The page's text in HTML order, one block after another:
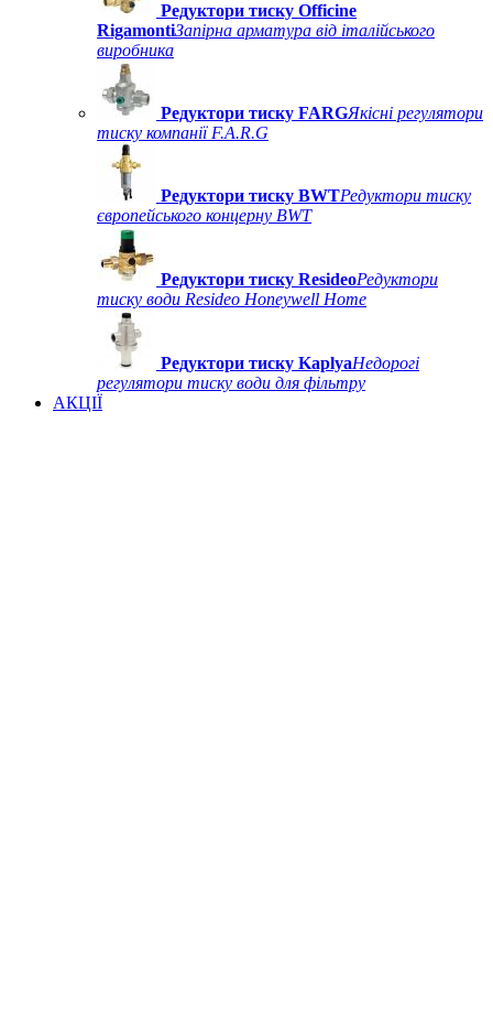
Редуктори тиску Officine
RigamontiЗапірна арматура від італійського
виробника
Редуктори тиску FARGЯкісні регулятори
тиску компанії F.A.R.G
Редуктори тиску BWTРедуктори тиску
європейського концерну BWT
Редуктори тиску ResideoРедуктори
тиску води Resideo Honeywell Home
Редуктори тиску KaplyaНедорогі
регулятори тиску води для фільтру
АКЦІЇ